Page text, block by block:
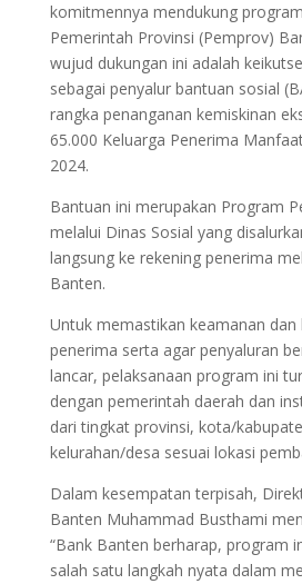
komitmennya mendukung
Pemerintah Provinsi (Pemprov)
wujud dukungan ini adalah
sebagai penyalur bantuan sosial
rangka penanganan kemiskinan
65.000 Keluarga Penerima
2024.
Bantuan ini merupakan Program
melalui Dinas Sosial yang
langsung ke rekening penerima
Banten.
Untuk memastikan keamanan dan
penerima serta agar penyaluran
lancar, pelaksanaan program ini
dengan pemerintah daerah dan
dari tingkat provinsi, kota/
kelurahan/desa sesuai lokasi
Dalam kesempatan terpisah,
Banten Muhammad Busthami
“Bank Banten berharap, program
salah satu langkah nyata dalam